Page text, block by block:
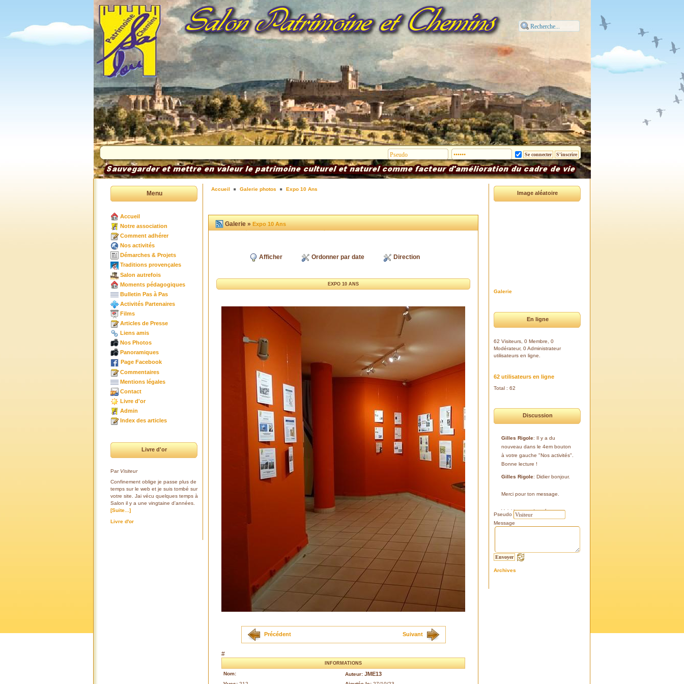
Menu
Accueil
Notre association
Comment adhérer
Nos activités
Démarches & Projets
Traditions provençales
Salon autrefois
Moments pédagogiques
Bulletin Pas à Pas
Activités Partenaires
Films
Articles de Presse
Liens amis
Nos Photos
Panoramiques
Page Facebook
Commentaires
Mentions légales
Contact
Livre d'or
Admin
Index des articles
Livre d'or
Par Visiteur
Confinement oblige je passe plus de
temps sur le web et je suis tombé sur
votre site. Jai vécu quelques temps à
Salon il y a une vingtaine d'années.
[Suite...]
Livre d'or
Image aléatoire
Galerie
En ligne
62 Visiteurs, 0 Membre, 0
Modérateur, 0 Administrateur
utilisateurs en ligne.
62 utilisateurs en ligne
Total : 62
Discussion
Gilles Rigole: Il y a du
nouveau dans le 4em bouton
à votre gauche "Nos activités".
Bonne lecture !
Gilles Rigole: Didier bonjour.
Merci pour ton message.
Voici les coordonnées:
43°38'48'' N
Si tu le peux, le veux, notre
l'Eissame, fait une sortie le
Pseudo
Message
Archives
Accueil Galerie photos Expo 10 Ans
Galerie »Expo 10 Ans
Afficher Ordonner par date Direction
EXPO 10 ANS
Précédent Suivant
#
INFORMATIONS
Nom: Auteur: JME13